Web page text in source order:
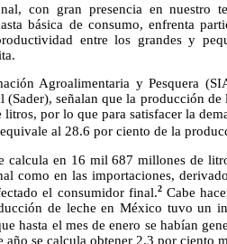
con gran presencia en nuestro
básica de consumo, enfrenta
entre los grandes y
Agroalimentaria y Pesquera
señalan que la producción
por lo que para satisfacer la
al 28.6 por ciento de la
calcula en 16 mil 687 millones de
como en las importaciones,
el consumidor final.2Cabe
de leche en México tuvo un
hasta el mes de enero se habían
año se calcula obtener 2.3 por ciento